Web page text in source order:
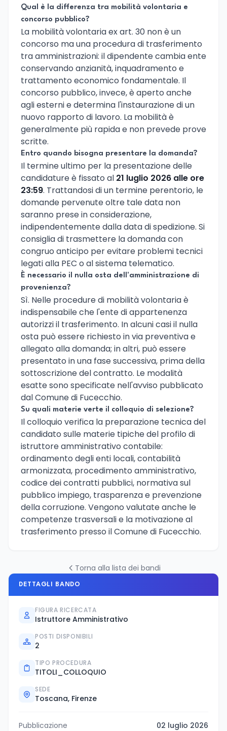
Qual è la differenza tra mobilità volontaria e
concorso pubblico?
La mobilità volontaria ex art. 30 non è un
concorso ma una procedura di trasferimento
tra amministrazioni: il dipendente cambia ente
conservando anzianità, inquadramento e
trattamento economico fondamentale. Il
concorso pubblico, invece, è aperto anche
agli esterni e determina l'instaurazione di un
nuovo rapporto di lavoro. La mobilità è
generalmente più rapida e non prevede prove
scritte.
Entro quando bisogna presentare la domanda?
Il termine ultimo per la presentazione delle
candidature è fissato al 21 luglio 2026 alle ore
23:59. Trattandosi di un termine perentorio, le
domande pervenute oltre tale data non
saranno prese in considerazione,
indipendentemente dalla data di spedizione. Si
consiglia di trasmettere la domanda con
congruo anticipo per evitare problemi tecnici
legati alla PEC o al sistema telematico.
È necessario il nulla osta dell'amministrazione di
provenienza?
Sì. Nelle procedure di mobilità volontaria è
indispensabile che l'ente di appartenenza
autorizzi il trasferimento. In alcuni casi il nulla
osta può essere richiesto in via preventiva e
allegato alla domanda; in altri, può essere
presentato in una fase successiva, prima della
sottoscrizione del contratto. Le modalità
esatte sono specificate nell'avviso pubblicato
dal Comune di Fucecchio.
Su quali materie verte il colloquio di selezione?
Il colloquio verifica la preparazione tecnica del
candidato sulle materie tipiche del profilo di
istruttore amministrativo contabile:
ordinamento degli enti locali, contabilità
armonizzata, procedimento amministrativo,
codice dei contratti pubblici, normativa sul
pubblico impiego, trasparenza e prevenzione
della corruzione. Vengono valutate anche le
competenze trasversali e la motivazione al
trasferimento presso il Comune di Fucecchio.
Torna alla lista dei bandi
DETTAGLI BANDO
FIGURA RICERCATA
Istruttore Amministrativo
POSTI DISPONIBILI
2
TIPO PROCEDURA
TITOLI_COLLOQUIO
SEDE
Toscana, Firenze
Pubblicazione
02 luglio 2026